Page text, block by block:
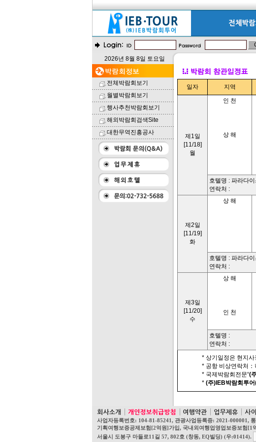
2026년 8월 8일 토요일
전체박람회보기
월별박람회보기
행사추천박람회보기
해외박람회검색Site
대한무역진흥공사
일자 지역
제1일
[11/18]
월
인 천
상 해
호텔명 : 파라다
연락처 :
제2일
[11/19]
화
상 해
호텔명 : 파라다
연락처 :
제3일
[11/20]
수
상 해
인 천
호텔명 :
연락처 :
* 상기일정은 현지
* 공항 비상연락처
* 국제박람회전문“(
* (주)IEB박람회투
사업자등록번호: 104-81-85241, 관광사업등록증: 2021-000001,
기획여행보증공제보험[2억원]가입, 국내외여행업영업보증보험
서울시 도봉구 마들로11길 57, 802호 (창동, EQ빌딩) (우:01414).